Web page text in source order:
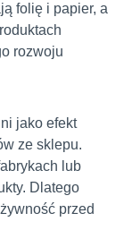
folię i papier, a
rozwoju
jako efekt
ze sklepu.
lub
Dlatego
przed